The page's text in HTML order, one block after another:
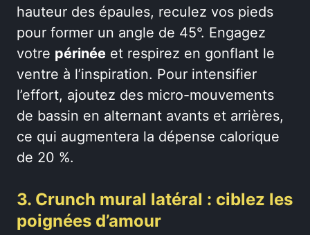
hauteur des épaules, reculez vos pieds
pour former un angle de 45°. Engagez
votre périnée et respirez en gonflant le
ventre à l’inspiration. Pour intensifier
l’effort, ajoutez des micro-mouvements
de bassin en alternant avants et arrières,
ce qui augmentera la dépense calorique
de 20 %.
3. Crunch mural latéral : ciblez les
poignées d’amour